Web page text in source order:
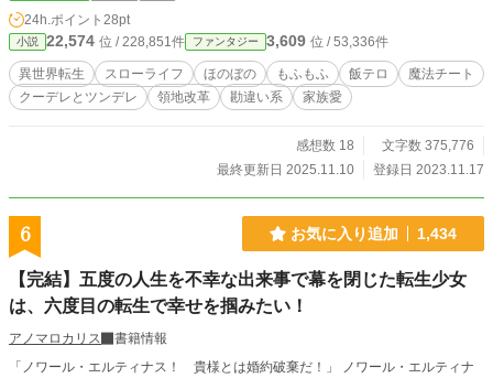
24h.ポイント 28pt
小説 22,574 位 / 228,851件 ファンタジー 3,609 位 / 53,336件
異世界転生 スローライフ ほのぼの もふもふ 飯テロ
魔法チート
クーデレとツンデレ
領地改革 勘違い系 家族愛
感想数 18
文字数 375,776
最終更新日 2025.11.10
登録日 2023.11.17
6 お気に入り追加 1,434
【完結】五度の人生を不幸な出来事で幕を閉じた転生少女
は、六度目の転生で幸せを掴みたい！
アノマロカリス
書籍情報
「ノワール・エルティナス！ 貴様とは婚約破棄だ！」 ノワール・エルティナ